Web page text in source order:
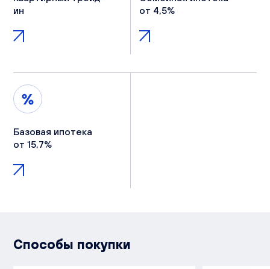
ин
от 4,5%
Базовая ипотека
от 15,7%
Способы покупки